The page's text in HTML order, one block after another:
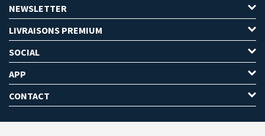
NEWSLETTER
LIVRAISONS PREMIUM
SOCIAL
APP
CONTACT